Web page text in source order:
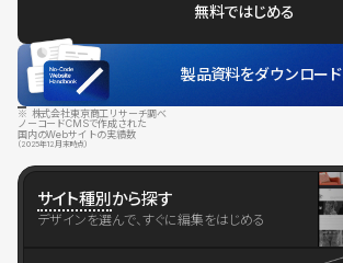
無料ではじめる
製品資料をダウンロード
※ 株式会社東京商工リサーチ調べ
ノーコードCMSで作成された
国内のWebサイトの実績数
（2025年12月末時点）
サイト種別から探す
デザインを選んで、すぐに編集をはじめる